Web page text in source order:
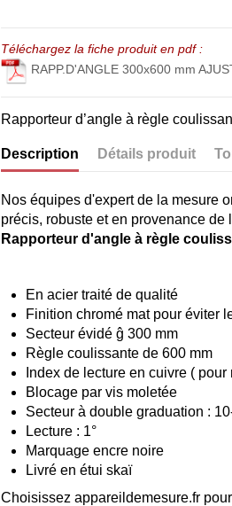
Téléchargez la fiche produit en pdf :
RAPP.D'ANGLE 300x600 mm
Rapporteur d’angle à règle
Description Détails produit
Nos équipes d'expert de la mesure
précis, robuste et en provenance
Rapporteur d'angle à règle
En acier traité de qualité
Finition chromé mat pour éviter
Secteur évidé ĝ 300 mm
Règle coulissante de 600 mm
Index de lecture en cuivre (
Blocage par vis moletée
Secteur à double graduation :
Lecture : 1°
Marquage encre noire
Livré en étui skaï
Choisissez appareildemesure.fr